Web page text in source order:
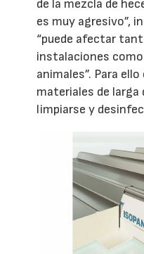
de la mezcla de
es muy agresivo”,
“puede afectar
instalaciones
animales”. Para
materiales de larga
limpiarse y